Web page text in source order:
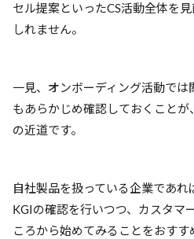
セル提案といったCS活動全体を
しれません。
一見、オンボーディング活動では
もあらかじめ確認しておくこと
の近道です。
自社製品を扱っている企業であ
KGIの確認を行いつつ、カスタマ
ころから始めてみることをおすす